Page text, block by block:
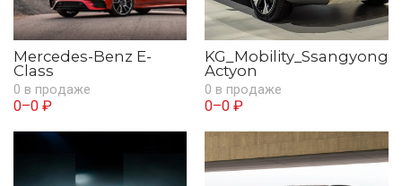
Mercedes-Benz E-
Class
0 в продаже
0–0 ₽
KG_Mobility_Ssangyong
Actyon
0 в продаже
0–0 ₽